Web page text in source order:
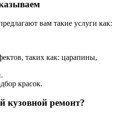
вам такие услуги как:
таких как: царапины,
красок.
кузовной ремонт?